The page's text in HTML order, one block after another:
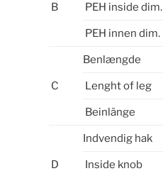
B PEH inside dim.
PEH innen dim.
C
Benlængde
Lenght of leg
Beinlänge
D
Indvendig hak
Inside knob